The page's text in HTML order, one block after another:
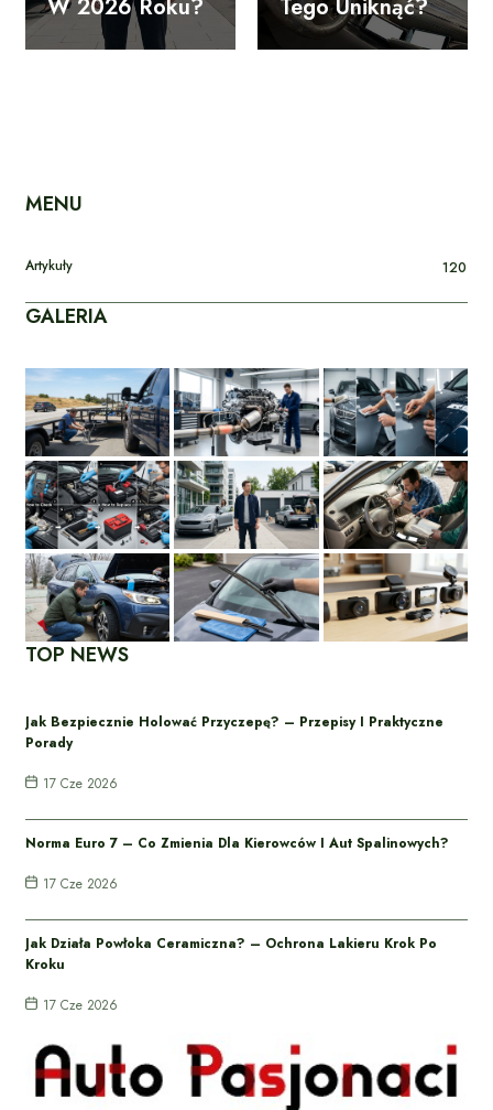
W 2026 Roku?
Tego Uniknąć?
MENU
Artykuły 120
GALERIA
TOP NEWS
Jak Bezpiecznie Holować Przyczepę? – Przepisy I Praktyczne
Porady
17 Cze 2026
Norma Euro 7 – Co Zmienia Dla Kierowców I Aut Spalinowych?
17 Cze 2026
Jak Działa Powłoka Ceramiczna? – Ochrona Lakieru Krok Po
Kroku
17 Cze 2026